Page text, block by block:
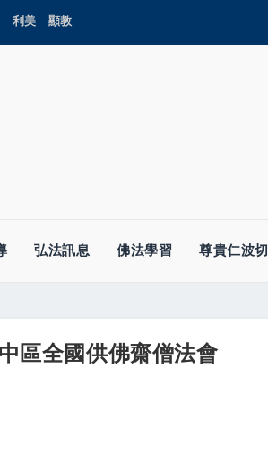
利美 顯教
弘法訊息 佛法學習 尊貴仁波切
區全國供佛齋僧法會